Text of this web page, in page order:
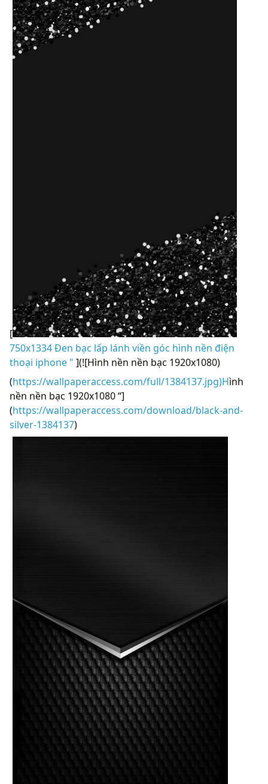
[
750x1334 Đen bạc lấp lánh viền góc hình nền điện
thoại iphone " ](![Hình nền nền bạc 1920x1080)
(https://wallpaperaccess.com/full/1384137.jpg)Hình
nền nền bạc 1920x1080 “]
(https://wallpaperaccess.com/download/black-and-
silver-1384137)